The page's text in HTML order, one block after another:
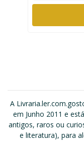
A
em Junho 2011 e
antigos, raros ou
e literatura), para